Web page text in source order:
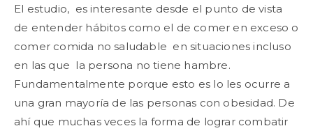
El estudio, es interesante desde el punto de vista
de entender hábitos como el de comer en exceso o
comer comida no saludable en situaciones incluso
en las que la persona no tiene hambre.
Fundamentalmente porque esto es lo les ocurre a
una gran mayoría de las personas con obesidad. De
ahí que muchas veces la forma de lograr combatir